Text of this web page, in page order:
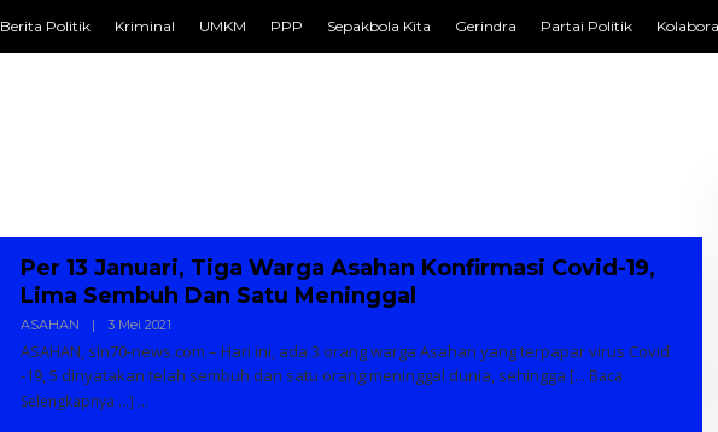
Berita Politik Kriminal UMKM PPP Sepakbola Kita Gerindra Partai Politik
Per 13 Januari, Tiga Warga Asahan Konfirmasi Covid-19,
Lima Sembuh Dan Satu Meninggal
ASAHAN | 3 Mei 2021
E
H
ASAHAN, sln70-news.com – Hari ini, ada 3 orang warga Asahan yang terpapar virus Covid
-19, 5 dinyatakan telah sembuh dan satu orang meninggal dunia, sehingga [… Baca
Selengkapnya …]